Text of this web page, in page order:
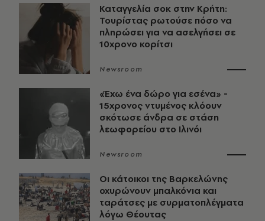
Καταγγελία σοκ στην Κρήτη:
Τουρίστας ρωτούσε πόσο να
πληρώσει για να ασελγήσει σε
10χρονο κορίτσι
Newsroom
«Έχω ένα δώρο για εσένα» -
15χρονος ντυμένος κλόουν
σκότωσε άνδρα σε στάση
λεωφορείου στο Ιλινόι
Newsroom
Οι κάτοικοι της Βαρκελώνης
οχυρώνουν μπαλκόνια και
ταράτσες με συρματοπλέγματα
λόγω Θέουτας